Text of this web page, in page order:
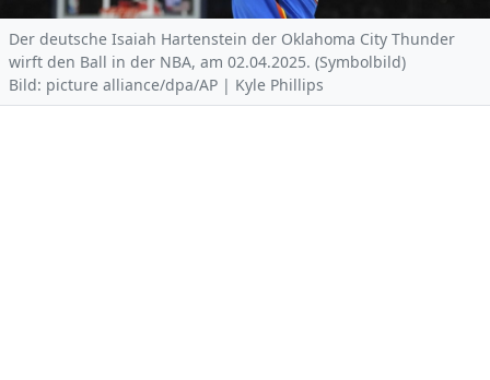
Der deutsche Isaiah Hartenstein der Oklahoma City Thunder
wirft den Ball in der NBA, am 02.04.2025. (Symbolbild)
Bild: picture alliance/dpa/AP | Kyle Phillips